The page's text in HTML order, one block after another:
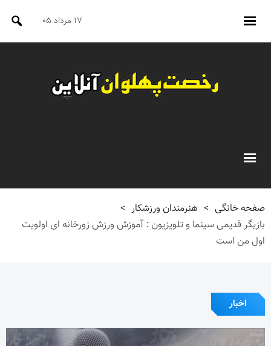
۱۷ مرداد ۰۵
صفحه خانگی > هنرمندان ورزشکار >
بازیگر قدیمی سینما و تلویزیون : آموزش ورزش زورخانه ای اولویت
اول من است
اخبار